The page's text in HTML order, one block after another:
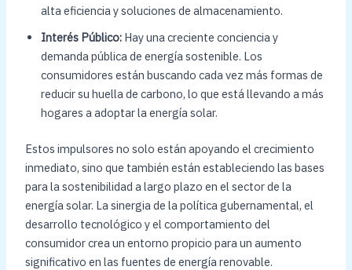
alta eficiencia y soluciones de almacenamiento.
Interés Público:Hay una creciente conciencia y
demanda pública de energía sostenible. Los
consumidores están buscando cada vez más formas de
reducir su huella de carbono, lo que está llevando a más
hogares a adoptar la energía solar.
Estos impulsores no solo están apoyando el crecimiento
inmediato, sino que también están estableciendo las bases
para la sostenibilidad a largo plazo en el sector de la
energía solar. La sinergia de la política gubernamental, el
desarrollo tecnológico y el comportamiento del
consumidor crea un entorno propicio para un aumento
significativo en las fuentes de energía renovable.